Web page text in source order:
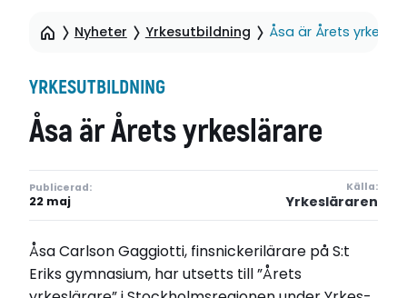
Nyheter Yrkesutbildning Åsa är Årets
YRKESUTBILDNING
Åsa är Årets yrkeslärare
Publicerad:
22 maj
Källa:
Yrkesläraren
Åsa Carlson Gaggiotti, finsnickerilärare på S:t
Eriks gymnasium, har utsetts till ”Årets